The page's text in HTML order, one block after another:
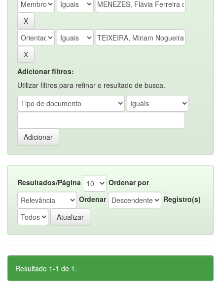
Adicionar filtros:
Utilizar filtros para refinar o resultado de busca.
Resultados/Página
Ordenar por
Ordenar
Registro(s)
Resultado 1-1 de 1.